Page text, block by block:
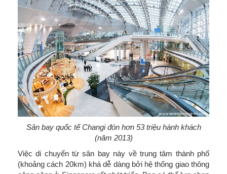
Sân bay quốc tế Changi đón hơn 53 triệu hành khách
(năm 2013)
Việc di chuyển từ sân bay này về trung tâm thành phố
(khoảng cách 20km) khá dễ dàng bởi hệ thống giao thông